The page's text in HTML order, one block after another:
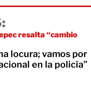
resalta “cambio
locura; vamos por
en la policía”